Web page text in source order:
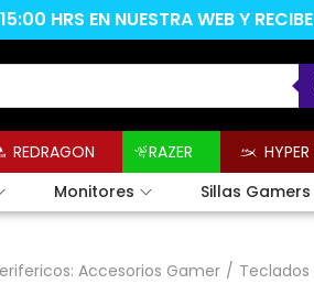
HRS EN NUESTRA WEB Y
REDRAGON RAZER HYPER
Monitores Sillas Gamers
Accesorios Gamer /